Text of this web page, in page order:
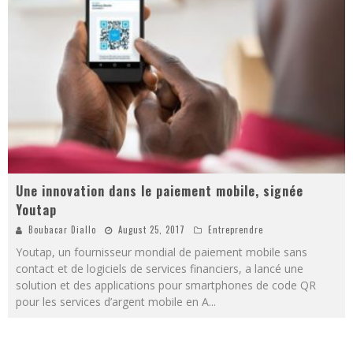
Une innovation dans le paiement mobile, signée
Youtap
Boubacar Diallo August 25, 2017 Entreprendre
Youtap, un fournisseur mondial de paiement mobile sans
contact et de logiciels de services financiers, a lancé une
solution et des applications pour smartphones de code QR
pour les services d’argent mobile en A...